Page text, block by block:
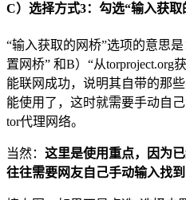
C）选择方式3：勾选“输入获取
“输入获取的网桥”选项的意思
置网桥” 和B）“从torproject.org
能联网成功，说明其自带的那
能使用了，这时就需要手动自
tor代理网络。
当然： 这里是使用重点，因为
往往需要网友自己手动输入找到